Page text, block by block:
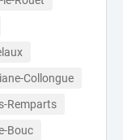
Collongue
Remparts
Bouc